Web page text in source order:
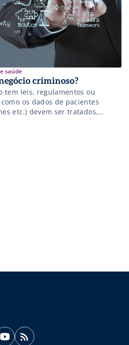
saúde
criminoso?
tem leis, regulamentos ou
os dados de pacientes
etc.) devem ser tratados,